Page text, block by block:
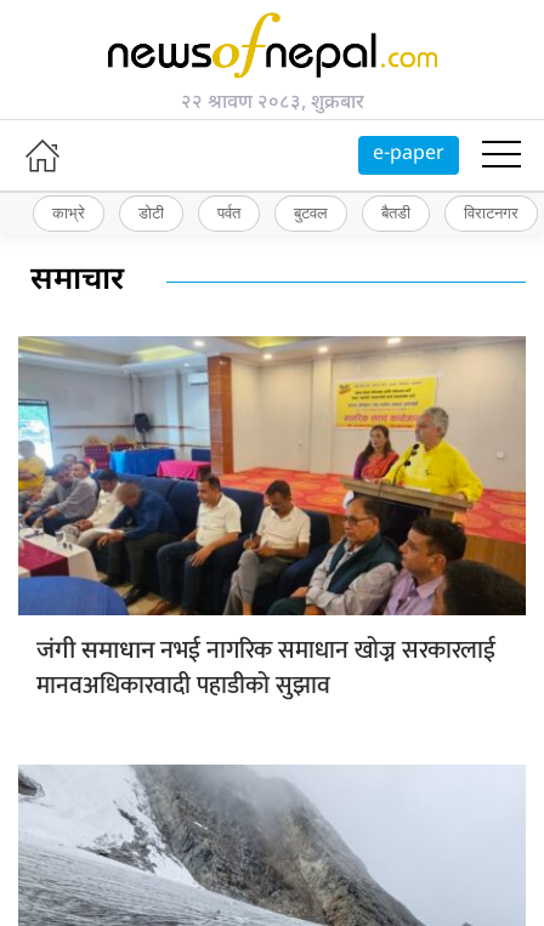
२२ श्रावण २०८३, शुक्रबार
e-paper
काभ्रे डोटी पर्वत बुटवल बैतडी विराटनगर
समाचार
जंगी समाधाननभई नागरिक समाधान खोज्न सरकारलाई
मानवअधिकारवादी पहाडीको सुझाव